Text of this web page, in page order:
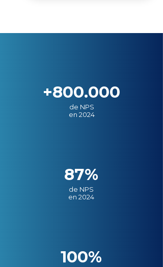
+800.000
de NPS
en 2024
87%
de NPS
en 2024
100%